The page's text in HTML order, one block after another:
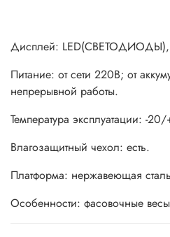
Дисплей:
Питание: от сети 220В; от
непрерывной работы.
Температура эксплуатации: -
Влагозащитный чехол: есть.
Платформа: нержавеющая
Особенности: фасовочные